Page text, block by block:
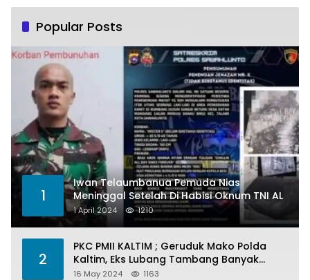
Popular Posts
1
Iwan Telaumbanua Pemuda Nias
Meninggal Setelah Di Habisi Oknum TNI AL
1 April 2024 1210
2
PKC PMII KALTIM ; Geruduk Mako Polda
Kaltim, Eks Lubang Tambang Banyak
Menelan Korban
16 May 2024 1163